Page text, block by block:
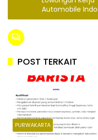
Automobile
Subang
POST TERKAIT
PURWAKARTA